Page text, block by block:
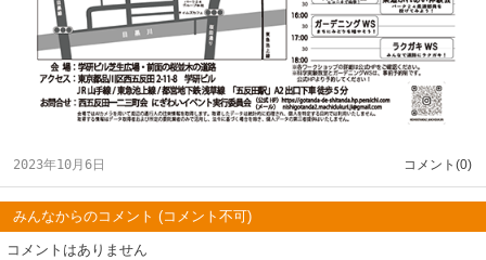
2023年10月6日 コメント(0)
みんなからのコメント (コメント不可)
コメントはありません